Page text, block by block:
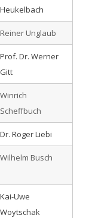
Heukelbach
Reiner Unglaub
Prof. Dr. Werner
Gitt
Winrich
Scheffbuch
Dr. Roger Liebi
Wilhelm Busch
Kai-Uwe
Woytschak